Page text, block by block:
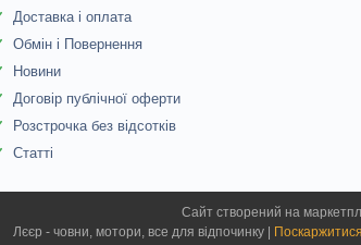
Доставка і оплата
Обмін і Повернення
Новини
Договір публічної оферти
Розстрочка без відсотків
Статті
Сайт створений на